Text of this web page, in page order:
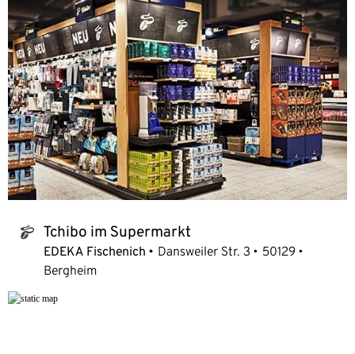
tchibo_logo Tchibo im Supermarkt
EDEKA Fischenich Dansweiler Str. 3
50129
Bergheim